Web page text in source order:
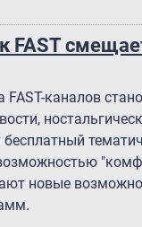
FAST
каналов
новые